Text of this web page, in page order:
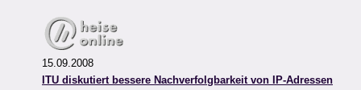
15.09.2008
ITU diskutiert bessere Nachverfolgbarkeit von IP-Adressen